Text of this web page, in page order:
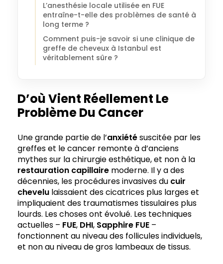
L’anesthésie locale utilisée en FUE
entraîne-t-elle des problèmes de santé à
long terme ?
Comment puis-je savoir si une clinique de
greffe de cheveux à Istanbul est
véritablement sûre ?
D’où Vient Réellement Le
Problème Du Cancer
Une grande partie de l’anxiétésuscitée par les
greffes et le cancer remonte à d’anciens
mythes sur la chirurgie esthétique, et non à la
restauration capillaire moderne. Il y a des
décennies, les procédures invasives du cuir
chevelu laissaient des cicatrices plus larges et
impliquaient des traumatismes tissulaires plus
lourds. Les choses ont évolué. Les techniques
actuelles – FUE, DHI, Sapphire FUE –
fonctionnent au niveau des follicules individuels,
et non au niveau de gros lambeaux de tissus.